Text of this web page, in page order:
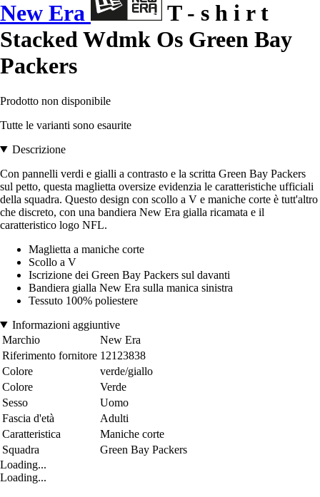
New Era
T - s h i r t
Stacked Wdmk Os Green Bay
Packers
Prodotto non disponibile
Tutte le varianti sono esaurite
Descrizione
Con pannelli verdi e gialli a contrasto e la scritta Green Bay Packers
sul petto, questa maglietta oversize evidenzia le caratteristiche ufficiali
della squadra. Questo design con scollo a V e maniche corte è tutt'altro
che discreto, con una bandiera New Era gialla ricamata e il
caratteristico logo NFL.
Maglietta a maniche corte
Scollo a V
Iscrizione dei Green Bay Packers sul davanti
Bandiera gialla New Era sulla manica sinistra
Tessuto 100% poliestere
Informazioni aggiuntive
Marchio
New Era
Riferimento fornitore 12123838
Colore
verde/giallo
Colore
Verde
Sesso
Uomo
Fascia d'età
Adulti
Caratteristica
Maniche corte
Squadra
Green Bay Packers
Loading...
Loading...